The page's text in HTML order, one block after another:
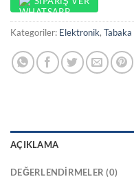
Kategoriler: Elektronik,
AÇIKLAMA
DEĞERLENDIRMELER (0)